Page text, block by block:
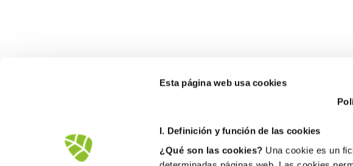
Esta página web usa cookies
I. Definición y función de las cookies
¿Qué son las cookies? Una cookie es un